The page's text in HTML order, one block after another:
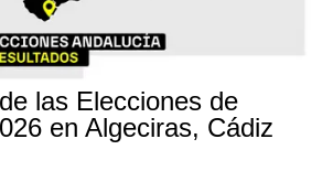
las Elecciones de
en Algeciras, Cádiz